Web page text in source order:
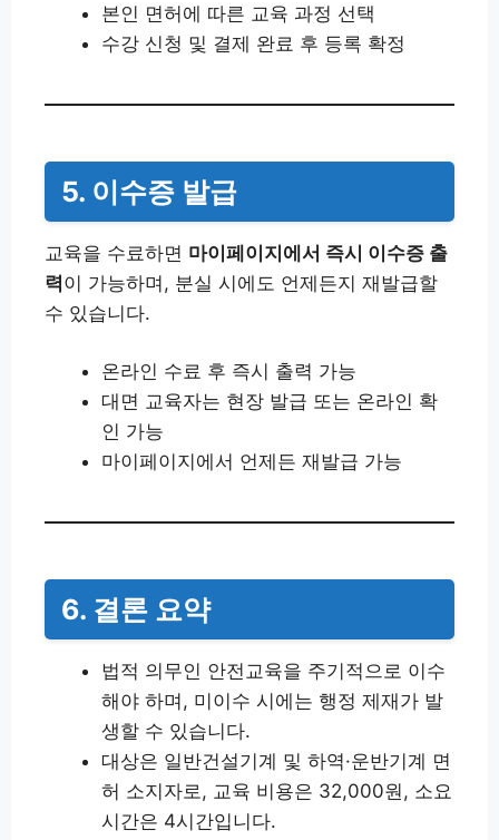
본인 면허에 따른 교육 과정 선택
수강 신청 및 결제 완료 후 등록 확정
5. 이수증 발급
교육을 수료하면 마이페이지에서 즉시 이수증 출
력이 가능하며, 분실 시에도 언제든지 재발급할
수 있습니다.
온라인 수료 후 즉시 출력 가능
대면 교육자는 현장 발급 또는 온라인 확
인 가능
마이페이지에서 언제든 재발급 가능
6. 결론 요약
법적 의무인 안전교육을 주기적으로 이수
해야 하며, 미이수 시에는 행정 제재가 발
생할 수 있습니다.
대상은 일반건설기계 및 하역·운반기계 면
허 소지자로, 교육 비용은 32,000원, 소요
시간은 4시간입니다.